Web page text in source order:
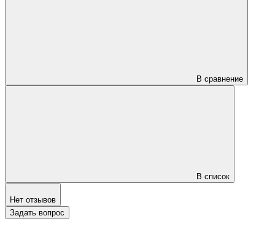
В сравнение
В список
Нет отзывов
Задать вопрос